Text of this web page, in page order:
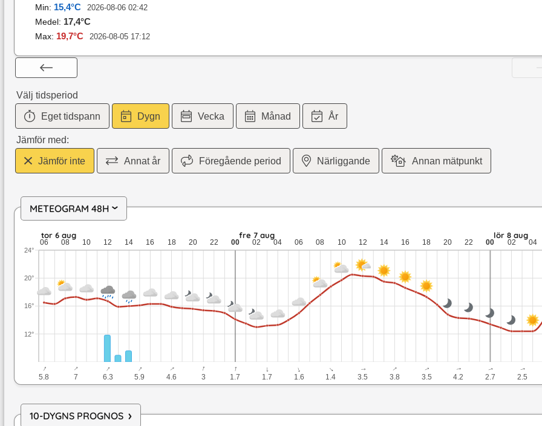
Min: 15,4°C 2026-08-06 02:42
Medel: 17,4°C
Max: 19,7°C 2026-08-05 17:12
Välj tidsperiod
Eget tidspann Dygn Vecka Månad År
Jämför med:
Jämför inte Annat år Föregående period Närliggande Annan mätpunkt
METEOGRAM 48H›
tor 6 aug: 17,3 till 15 grader: 2 mm nederbörd: upp till 7 meter per sekund vind. fre 7 aug: 20,5 till 13 grader: ingen
tor 6 aug fre 7 aug lör 8 aug
06 08 10 12 14 16 18 20 22 00 02 04 06 08 10 12 14 16 18 20 22 00 02 04
12°
16°
20°
24°
↓
5.8
↓
7
↓
6.3
↓
5.9
↓
4.6
↓
3
↓
1.7
↓
1.7
↓
1.6
↓
1.4
↓
3.5
↓
3.8
↓
3.5
↓
4.2
↓
2.7
↓
2.5
10-DYGNS PROGNOS ›